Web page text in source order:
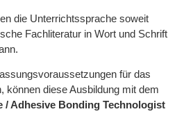
die Unterrichtssprache soweit
Fachliteratur in Wort und Schrift
für das
können diese Ausbildung mit dem
/ Adhesive Bonding Technologist